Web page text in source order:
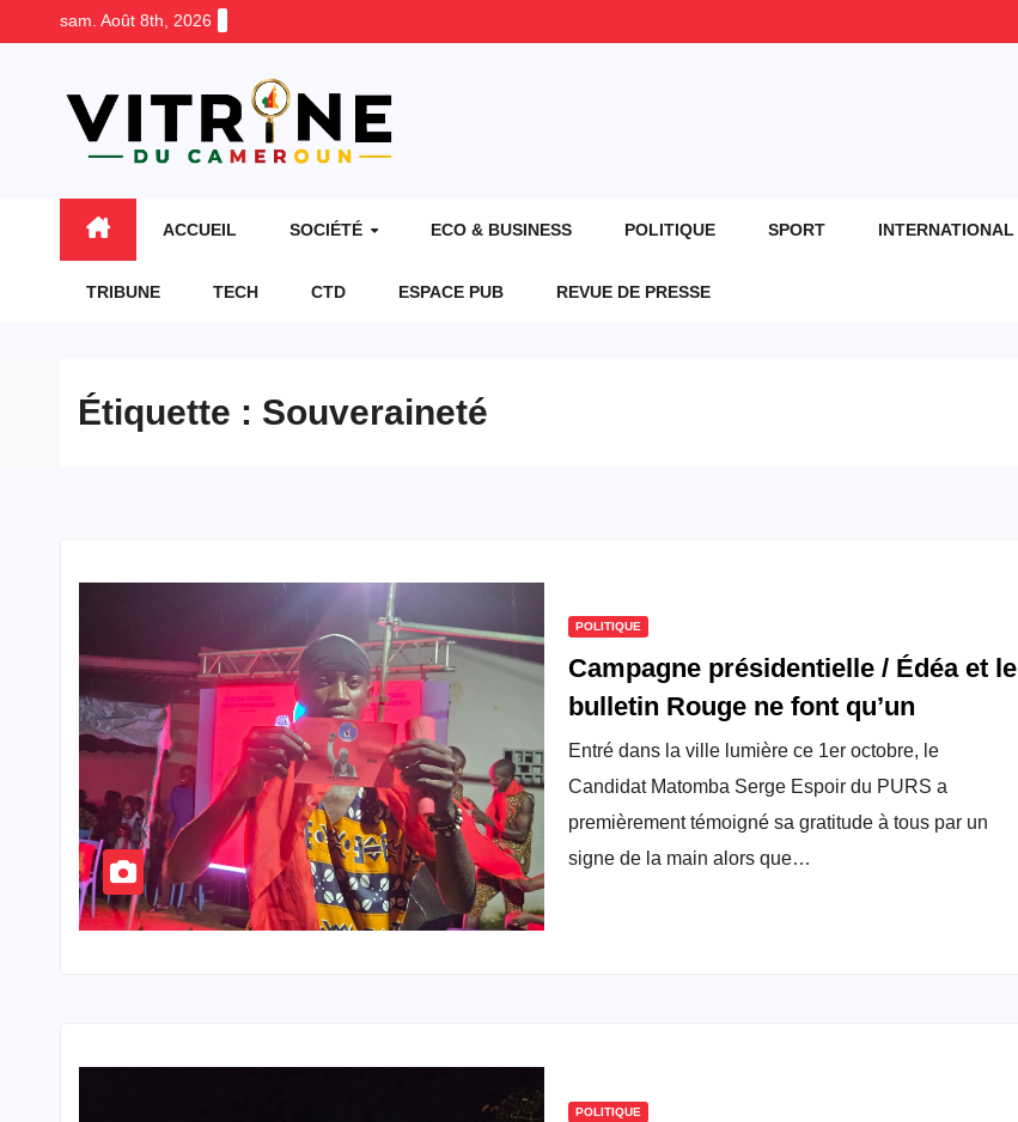
sam. Août 8th, 2026
ACCUEIL SOCIÉTÉ ECO & BUSINESS POLITIQUE SPORT INTERNATIONAL
TRIBUNE TECH CTD ESPACE PUB REVUE DE PRESSE
Étiquette : Souveraineté
POLITIQUE
Campagne présidentielle / Édéa et le
bulletin Rouge ne font qu’un
Entré dans la ville lumière ce 1er octobre, le
Candidat Matomba Serge Espoir du PURS a
premièrement témoigné sa gratitude à tous par un
signe de la main alors que…
POLITIQUE